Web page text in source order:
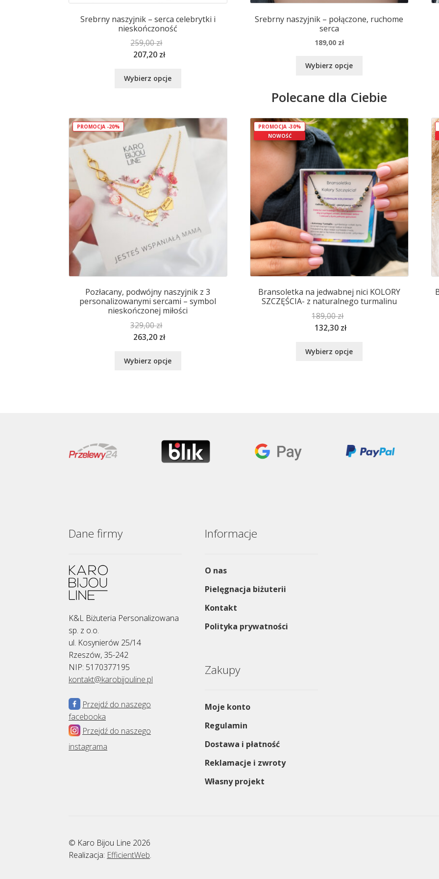
Srebrny naszyjnik – serca celebrytki i
nieskończoność
259,00zł
207,20 zł
Wybierz opcje
wariantów.
Opcje
można
Srebrny naszyjnik – połączone, ruchome
serca
189,00 zł
Wybierz opcje
wiele
wariantów.
można
wybrać
na
stronie
produktu
Polecane dla Ciebie
PROMOCJA -20%
Pozłacany, podwójny naszyjnik z 3
personalizowanymi sercami – symbol
nieskończonej miłości
329,00zł
263,20 zł
Wybierz opcje
na
stronie
produktu
NOWOŚĆ
PROMOCJA -30%
Bransoletka na jedwabnej nici KOLORY
SZCZĘŚCIA- z naturalnego turmalinu
189,00zł
132,30 zł
Wybierz opcje
produktu
Dane firmy
K&L Biżuteria Personalizowana
sp. z o.o.
ul. Kosynierów 25/14
Rzeszów, 35-242
NIP: 5170377195
kontakt@karobijouline.pl
Przejdź do naszego
facebooka
Przejdź do naszego
instagrama
Informacje
O nas
Pielęgnacja biżuterii
Kontakt
Polityka prywatności
Zakupy
Moje konto
Regulamin
Dostawa i płatność
Reklamacje i zwroty
Własny projekt
© Karo Bijou Line 2026
Realizacja: EfficientWeb.